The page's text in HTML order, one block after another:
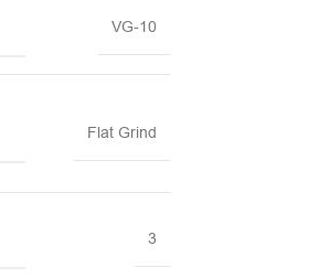
VG-10
Flat Grind
3